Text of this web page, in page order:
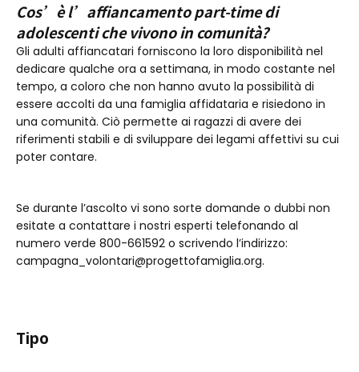
Cos’è l’affiancamento part-time di
adolescenti che vivono in comunità?
Gli adulti affiancatari forniscono la loro disponibilità nel
dedicare qualche ora a settimana, in modo costante nel
tempo, a coloro che non hanno avuto la possibilità di
essere accolti da una famiglia affidataria e risiedono in
una comunità. Ciò permette ai ragazzi di avere dei
riferimenti stabili e di sviluppare dei legami affettivi su cui
poter contare.
Se durante l’ascolto vi sono sorte domande o dubbi non
esitate a contattare i nostri esperti telefonando al
numero verde 800-661592 o scrivendo l’indirizzo:
campagna_volontari@progettofamiglia.org.
Tipo